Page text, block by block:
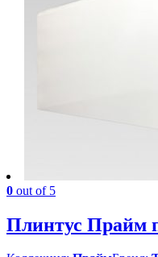
0 out of 5
Плинтус Прайм